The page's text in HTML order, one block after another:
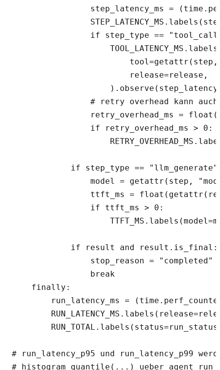
step_latency_ms =
if step_type ==
                        release=release,
# retry overhead kann
retry_overhead_ms =
                if retry_overhead_ms > 0:
if step_type ==
model = getattr(step,
ttft_ms =
                if ttft_ms > 0:
            if result and result.is_final:
                stop_reason = "completed"
                break
    finally:
run_latency_ms =
# run_latency_p95 und run_latency_p99